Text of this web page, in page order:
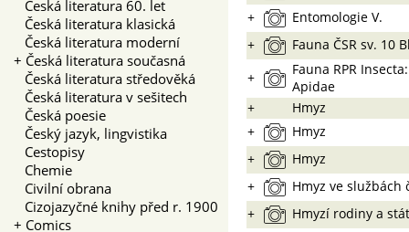
Česká literatura 60. let
Česká literatura klasická
Česká literatura moderní
+ Česká literatura současná
Česká literatura středověká
Česká literatura v sešitech
Česká poesie
Český jazyk, lingvistika
Cestopisy
Chemie
Civilní obrana
Cizojazyčné knihy před r. 1900
+ Comics
+
Entomologie V.
+
Fauna ČSR sv. 10
+
Fauna RPR
Apidae
+
Hmyz
+
Hmyz
+
Hmyz
+
Hmyz ve službách
+
Hmyzí rodiny a